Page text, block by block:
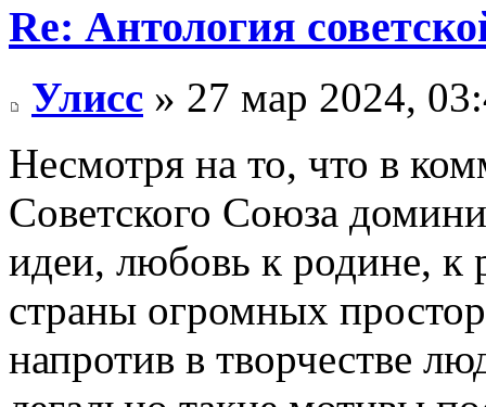
Re: Антология
Улисс » 27 мар 2024,
Несмотря на то, что в
Советского Союза
идеи, любовь к родине, к
страны огромных
напротив в творчестве